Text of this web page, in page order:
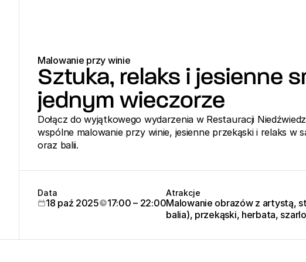
Malowanie przy winie
Sztuka, relaks i jesienne
jednym wieczorze
Dołącz do wyjątkowego wydarzenia w Restauracji
wspólne malowanie przy winie, jesienne przekąski i relaks w
oraz balii.
Data
18 paź 2025 17:00 – 22:00
Atrakcje
Malowanie obrazów z artystą,
balia), przekąski, herbata,